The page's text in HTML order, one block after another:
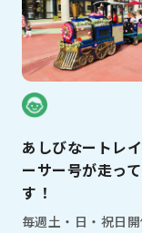
あしびなートレ
ーサー号が走っ
す！
毎週土・日・祝日